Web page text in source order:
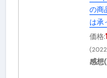
の商
は承
価格:
感想